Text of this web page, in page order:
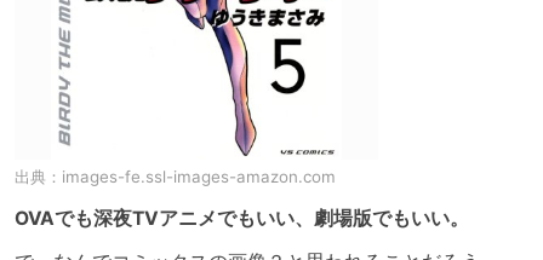
出典： images-fe.ssl-images-amazon.com
OVAでも深夜TVアニメでもいい、劇場版でもいい。